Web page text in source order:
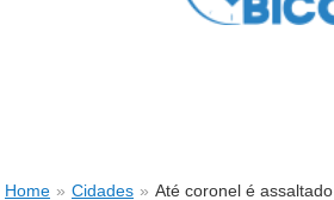
Home » Cidades » Até coronel é assaltado